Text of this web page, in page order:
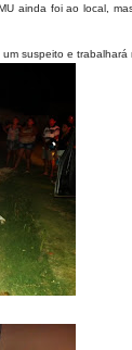
ainda foi ao local,
suspeito e trabalhará